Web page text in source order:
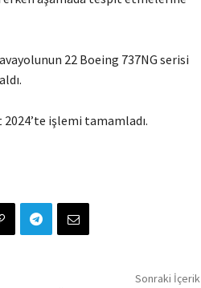
22 Boeing 737NG serisi
2024’te işlemi tamamladı.
Sonraki İçerik